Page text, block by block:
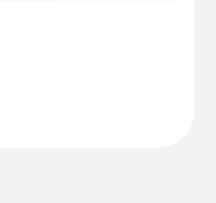
量套裝1（含